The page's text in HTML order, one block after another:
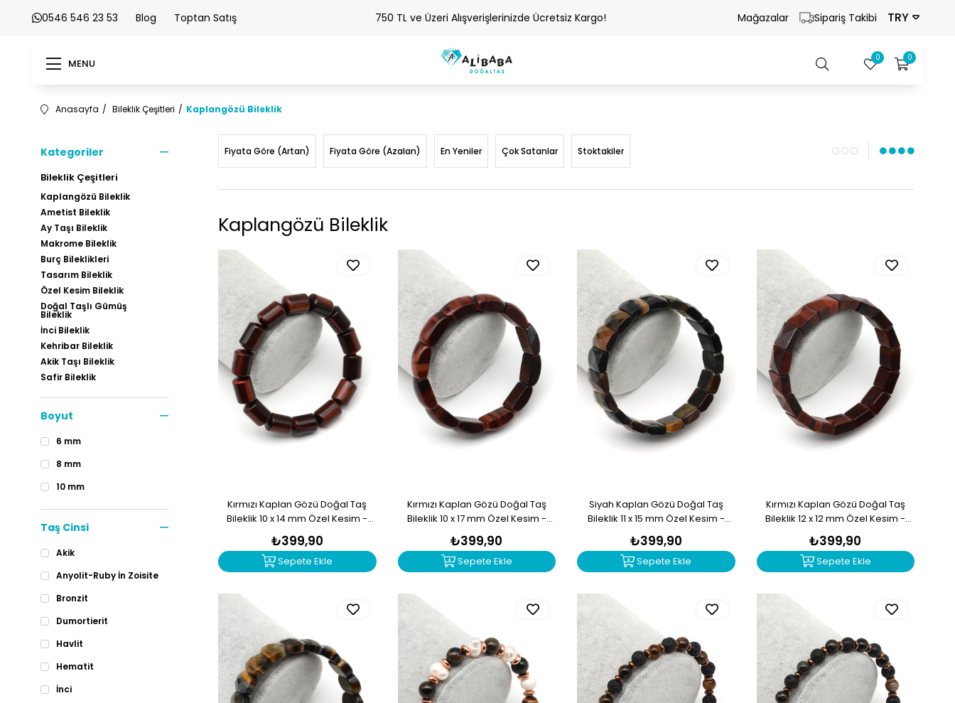
0546 546 23 53 Blog Toptan Satış 750 TL ve Üzeri Alışverişlerinizde Ücretsiz Kargo! Mağazalar Sipariş Takibi TRY
MENU 0
0
Anasayfa Bileklik Çeşitleri Kaplangözü Bileklik
Kategoriler
Bileklik Çeşitleri
Kaplangözü Bileklik
Ametist Bileklik
Ay Taşı Bileklik
Makrome Bileklik
Burç Bileklikleri
Tasarım Bileklik
Özel Kesim Bileklik
Doğal Taşlı Gümüş
Bileklik
İnci Bileklik
Kehribar Bileklik
Akik Taşı Bileklik
Safir Bileklik
Boyut
6 mm
8 mm
10 mm
Taş Cinsi
Akik
Anyolit-Ruby İn Zoisite
Bronzit
Dumortierit
Havlit
Hematit
İnci
Fiyata Göre (Artan) Fiyata Göre (Azalan) En Yeniler Çok Satanlar Stoktakiler
Kaplangözü Bileklik
Kırmızı Kaplan Gözü Doğal Taş
Bileklik 10 x 14 mm Özel Kesim -
BLK-2449
₺399,90
Sepete Ekle
Kırmızı Kaplan Gözü Doğal Taş
Bileklik 10 x 17 mm Özel Kesim -
BLK-2405
₺399,90
Sepete Ekle
Siyah Kaplan Gözü Doğal Taş
Bileklik 11 x 15 mm Özel Kesim -
BLK-2402
₺399,90
Sepete Ekle
Kırmızı Kaplan Gözü Doğal Taş
Bileklik 12 x 12 mm Özel Kesim -
BLK-2396
₺399,90
Sepete Ekle